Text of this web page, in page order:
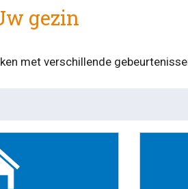
gezin
met verschillende